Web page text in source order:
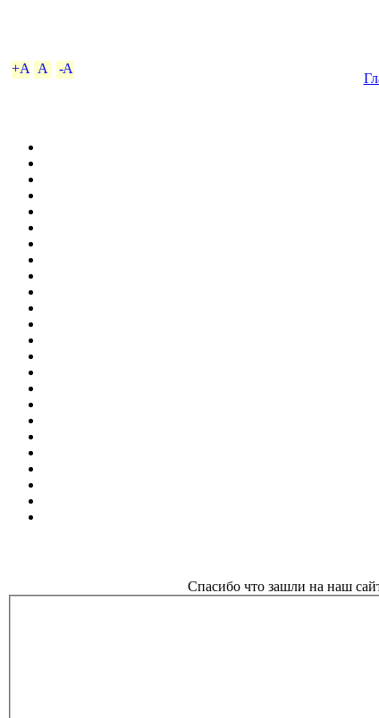
+A A -A
Спасибо что зашли на наш